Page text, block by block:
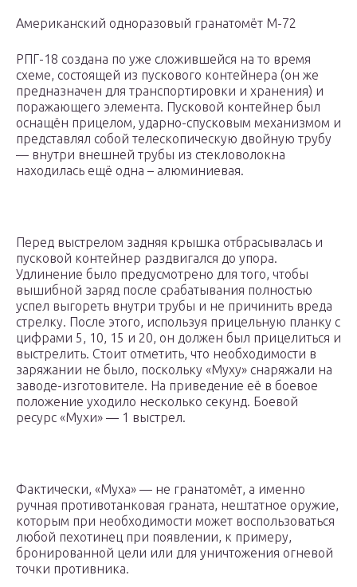
Американский одноразовый гранатомёт М-72
РПГ-18 создана по уже сложившейся на то время
схеме, состоящей из пускового контейнера (он же
предназначен для транспортировки и хранения) и
поражающего элемента. Пусковой контейнер был
оснащён прицелом, ударно-спусковым механизмом и
представлял собой телескопическую двойную трубу
— внутри внешней трубы из стекловолокна
находилась ещё одна – алюминиевая.
Перед выстрелом задняя крышка отбрасывалась и
пусковой контейнер раздвигался до упора.
Удлинение было предусмотрено для того, чтобы
вышибной заряд после срабатывания полностью
успел выгореть внутри трубы и не причинить вреда
стрелку. После этого, используя прицельную планку с
цифрами 5, 10, 15 и 20, он должен был прицелиться и
выстрелить. Стоит отметить, что необходимости в
заряжании не было, поскольку «Муху» снаряжали на
заводе-изготовителе. На приведение её в боевое
положение уходило несколько секунд. Боевой
ресурс «Мухи» — 1 выстрел.
Фактически, «Муха» — не гранатомёт, а именно
ручная противотанковая граната, нештатное оружие,
которым при необходимости может воспользоваться
любой пехотинец при появлении, к примеру,
бронированной цели или для уничтожения огневой
точки противника.